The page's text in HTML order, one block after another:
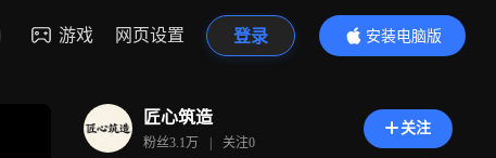
游戏 网页设置 登录
安装电脑版
内容更精彩
匠心筑造
粉丝3.1万 | 关注0
关注